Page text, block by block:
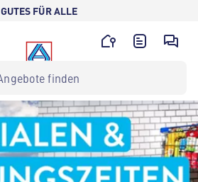
GUTES FÜR ALLE